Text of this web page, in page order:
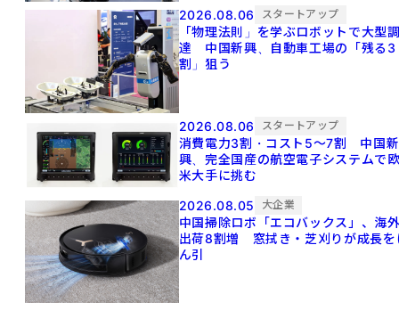
2026.08.06 スタートアップ
「物理法則」を学ぶロボットで大型
達 中国新興、自動車工場の「残る3
割」狙う
2026.08.06 スタートアップ
消費電力3割・コスト5〜7割 中国新
興、完全国産の航空電子システムで
米大手に挑む
2026.08.05
大企業
中国掃除ロボ「エコバックス」、海
出荷8割増 窓拭き・芝刈りが成長を
ん引